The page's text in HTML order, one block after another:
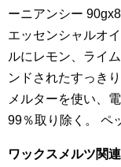
ーニアンシー
エッセンシャルオ
ルにレモン、ライ
ンドされたすっき
メルターを使い、
99％取り除く。 ペ
ワックスメルツ関